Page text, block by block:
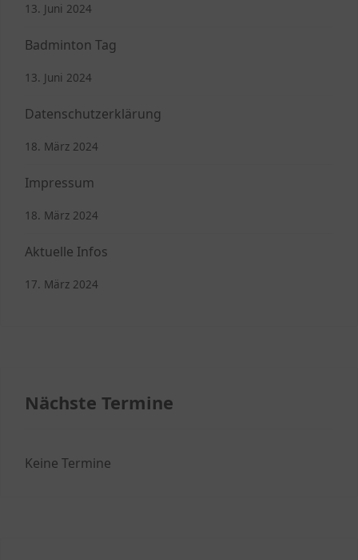
13. Juni 2024
Badminton Tag
13. Juni 2024
Datenschutzerklärung
18. März 2024
Impressum
18. März 2024
Aktuelle Infos
17. März 2024
Nächste Termine
Keine Termine